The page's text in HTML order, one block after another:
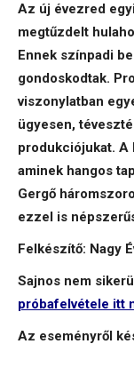
Az új évezred
megtűzdelt
Ennek színpadi
gondoskodtak.
viszonylatban
ügyesen,
produkciójukat.
aminek hangos
Gergő
ezzel is
Felkészítő: Nagy
Sajnos nem
próbafelvétele itt
Az eseményről